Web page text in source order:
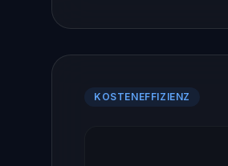
KOSTENEFFIZIENZ